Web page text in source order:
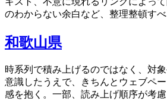
のわからない余白など、整理整頓すべ
和歌山県
時系列で積み上げるのではなく、対
意識したうえで、きちんとウェブペ
感を抱く。一部、読み上げ順序が考